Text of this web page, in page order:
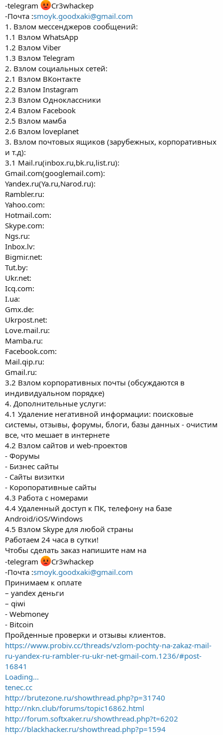
-telegram
Cr3whackep
-Почта :smoyk.goodxaki@gmail.com
1. Взлом мессенджеров сообщений:
1.1 Взлом WhatsApp
1.2 Взлом Viber
1.3 Взлом Telegram
2. Взлом социальных сетей:
2.1 Взлом ВКонтакте
2.2 Взлом Instagram
2.3 Взлом Одноклассники
2.4 Взлом Facebook
2.5 Взлом мамба
2.6 Взлом loveplanet
3. Взлом почтовых ящиков (зарубежных, корпоративных
и т.д):
3.1 Mail.ru(inbоx.ru,bk.ru,list.ru):
Gmail.com(googlemail.com):
Yandex.ru(Ya.ru,Narod.ru):
Rambler.ru:
Yahoo.com:
Hotmail.com:
Skype.com:
Ngs.ru:
Inbox.lv:
Bigmir.net:
Tut.by:
Ukr.net:
Icq.com:
I.ua:
Gmx.de:
Ukrpost.net:
Love.mail.ru:
Mamba.ru:
Facebook.com:
Mail.qip.ru:
Gmail.ru:
3.2 Взлом корпоративных почты (обсуждаются в
индивидуальном порядке)
4. Дополнительные услуги:
4.1 Удаление негативной информации: поисковые
системы, отзывы, форумы, блоги, базы данных - очистим
все, что мешает в интернете
4.2 Взлом сайтов и web-проектов
- Форумы
- Бизнес сайты
- Сайты визитки
- Коропоративные сайты
4.3 Работа с номерами
4.4 Удаленный доступ к ПК, телефону на базе
Android/iOS/Windows
4.5 Взлом Skype для любой страны
Работаем 24 часа в сутки!
Чтобы сделать заказ напишите нам на
-telegram
Cr3whackep
-Почта :smoyk.goodxaki@gmail.com
Принимаем к оплате
– yandex деньги
– qiwi
- Webmoney
- Bitcoin
Пройденные проверки и отзывы клиентов.
https://www.probiv.cc/threads/vzlom-pochty-na-zakaz-mail-
ru-yandex-ru-rambler-ru-ukr-net-gmail-com.1236/#post-
16841
Loading...
tenec.cc
http://brutezone.ru/showthread.php?p=31740
http://nkn.club/forums/topic16862.html
http://forum.softxaker.ru/showthread.php?t=6202
http://blackhacker.ru/showthread.php?p=1594